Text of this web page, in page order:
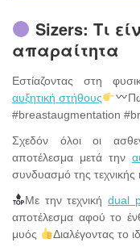
Sizers: Τι
απαραίτητα
Εστίαζοντας στη
αυξητική στήθους
#breastaugmentation
Σχεδόν όλοι οι
αποτέλεσμα μετά την
συνδυασμό της τεχνικής
Με την τεχνικήdual
αποτέλεσμα αφού το
μυός
Διαλέγοντας το